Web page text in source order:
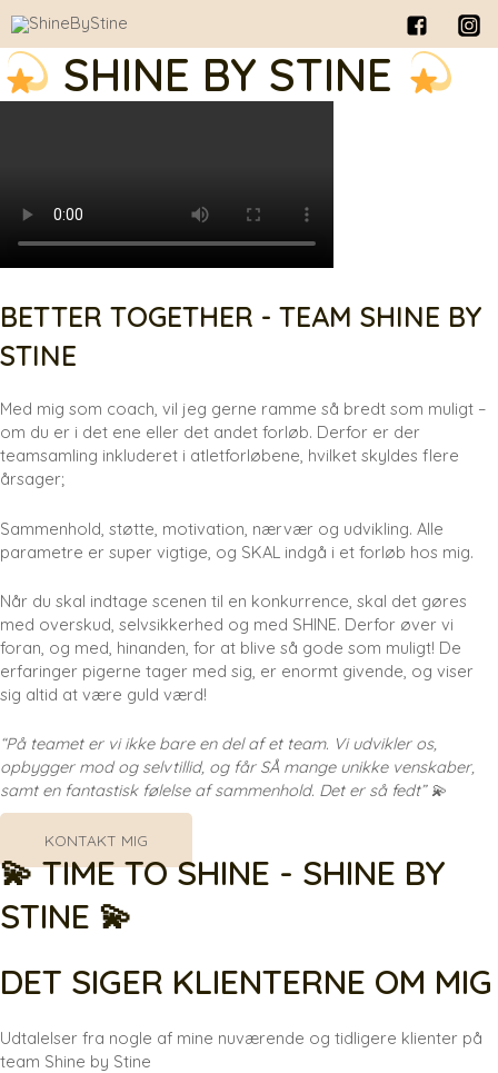
SHINE BY STINE
BETTER TOGETHER - TEAM SHINE BY
STINE
Med mig som coach, vil jeg gerne ramme så bredt som muligt –
om du er i det ene eller det andet forløb. Derfor er der
teamsamling inkluderet i atletforløbene, hvilket skyldes flere
årsager;
Sammenhold, støtte, motivation, nærvær og udvikling. Alle
parametre er super vigtige, og SKAL indgå i et forløb hos mig.
Når du skal indtage scenen til en konkurrence, skal det gøres
med overskud, selvsikkerhed og med SHINE. Derfor øver vi
foran, og med, hinanden, for at blive så gode som muligt! De
erfaringer pigerne tager med sig, er enormt givende, og viser
sig altid at være guld værd!
“På teamet er vi ikke bare en del af et team. Vi udvikler os,
opbygger mod og selvtillid, og får SÅ mange unikke venskaber,
samt en fantastisk følelse af sammenhold. Det er så fedt” 💫
KONTAKT MIG
💫 TIME TO SHINE - SHINE BY
STINE 💫
DET SIGER KLIENTERNE OM MIG
Udtalelser fra nogle af mine nuværende og tidligere klienter på
team Shine by Stine